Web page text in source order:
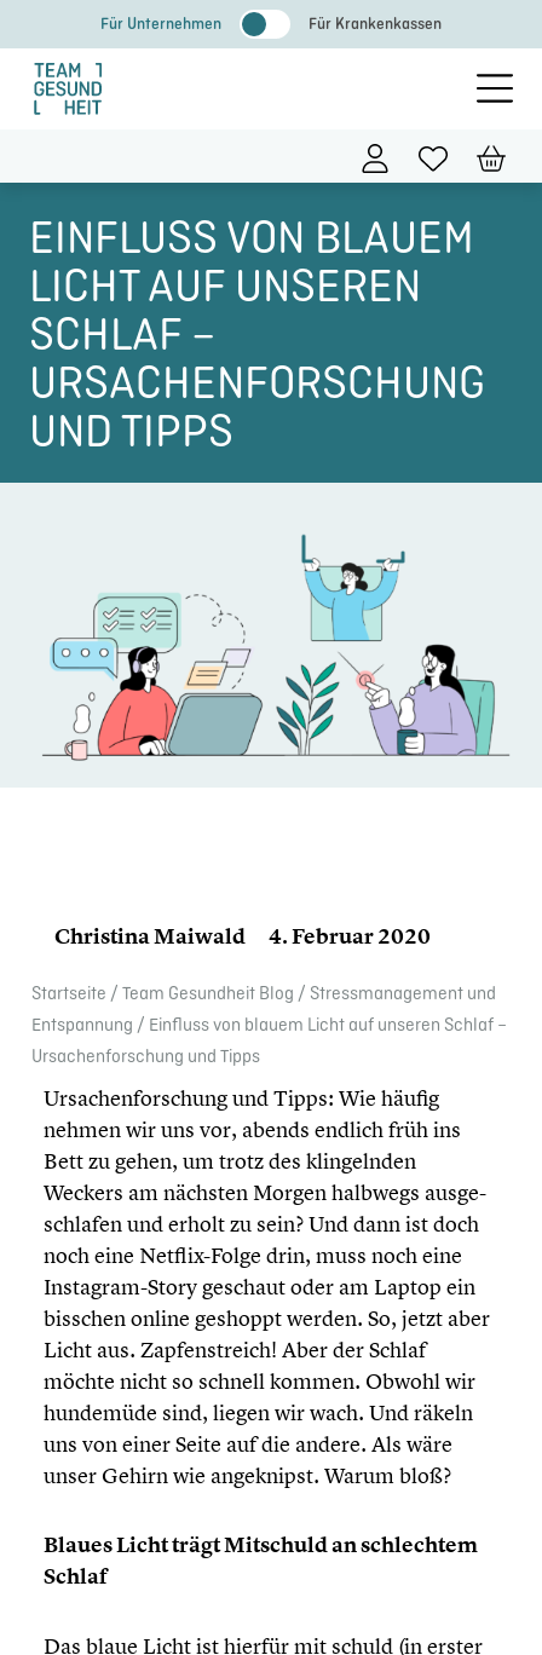
Inhalt
springen
Für Unternehmen Für Krankenkassen
EINFLUSS VON BLAUEM
LICHT AUF UNSEREN
SCHLAF –
URSACHENFORSCHUNG
UND TIPPS
Christina Maiwald 4. Februar 2020
Start­seite / Team Gesund­heit Blog / Stress­ma­nage­ment und
Entspan­nung / Einfluss von blauem Licht auf unseren Schlaf –
Ursachen­for­schung und Tipps
Ursachen­for­schung und Tipps: Wie häufig
nehmen wir uns vor, abends endlich früh ins
Bett zu gehen, um trotz des klingeln­den
Weckers am nächsten Morgen halbwegs ausge­
schla­fen und erholt zu sein? Und dann ist doch
noch eine Netflix-Folge drin, muss noch eine
Instagram-Story geschaut oder am Laptop ein
bisschen online geshoppt werden. So, jetzt aber
Licht aus. Zapfen­streich! Aber der Schlaf
möchte nicht so schnell kommen. Obwohl wir
hundemüde sind, liegen wir wach. Und räkeln
uns von einer Seite auf die andere. Als wäre
unser Gehirn wie angeknipst. Warum bloß?
Blaues Licht trägt Mitschuld an schlech­tem
Schlaf
Das blaue Licht ist hierfür mit schuld (in erster